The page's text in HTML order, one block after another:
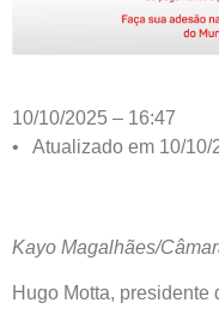
10/10/2025 – 16:47
• Atualizado em 10/10/
Kayo Magalhães/
Hugo Motta,